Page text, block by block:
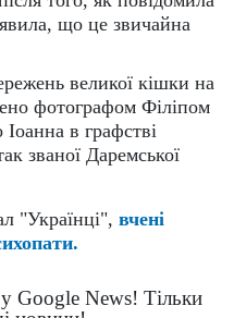
що це звичайна
великої кішки на
фотографом Філіпом
в графстві
званої Даремської
"Українці", вчені
Google News! Тільки